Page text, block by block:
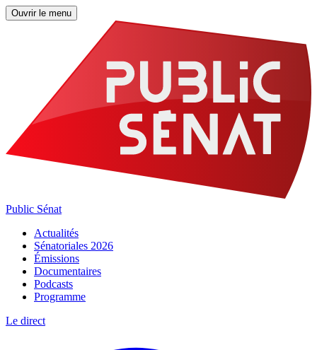
Ouvrir le menu
Public Sénat
Actualités
Sénatoriales 2026
Émissions
Documentaires
Podcasts
Programme
Le direct